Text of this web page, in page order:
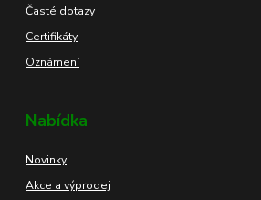
Časté dotazy
Certifikáty
Oznámení
Nabídka
Novinky
Akce a výprodej